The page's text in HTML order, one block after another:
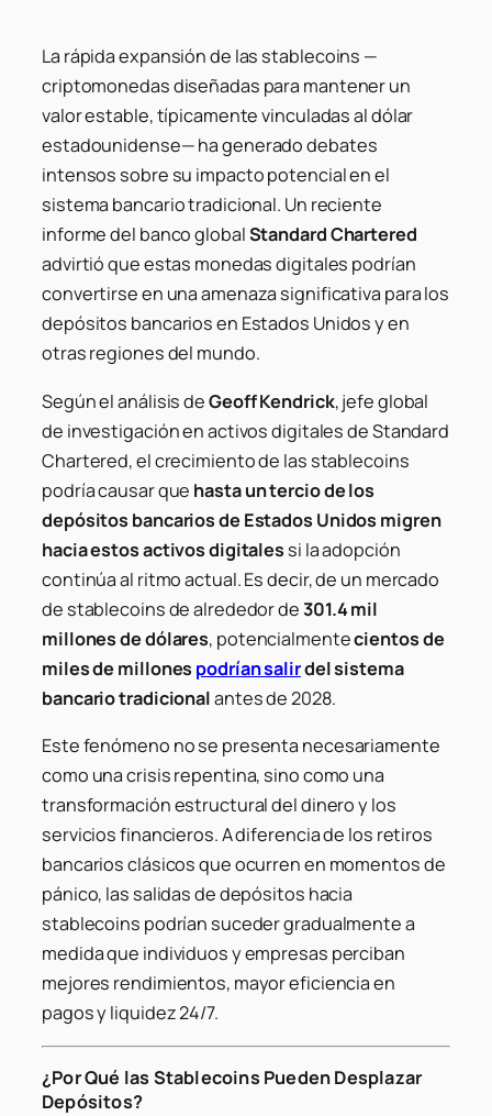
La rápida expansión de las stablecoins —
criptomonedas diseñadas para mantener un
valor estable, típicamente vinculadas al dólar
estadounidense— ha generado debates
intensos sobre su impacto potencial en el
sistema bancario tradicional. Un reciente
informe del banco globalStandard Chartered
advirtió que estas monedas digitales podrían
convertirse en una amenaza significativa para los
depósitos bancarios en Estados Unidos y en
otras regiones del mundo.
Según el análisis deGeoff Kendrick, jefe global
de investigación en activos digitales de Standard
Chartered, el crecimiento de las stablecoins
podría causar que hasta un tercio de los
depósitos bancarios de Estados Unidos migren
hacia estos activos digitales si la adopción
continúa al ritmo actual. Es decir, de un mercado
de stablecoins de alrededor de301.4 mil
millones de dólares, potencialmentecientos de
miles de millones podrían salirdel sistema
bancario tradicionalantes de 2028.
Este fenómeno no se presenta necesariamente
como una crisis repentina, sino como una
transformación estructural del dinero y los
servicios financieros. A diferencia de los retiros
bancarios clásicos que ocurren en momentos de
pánico, las salidas de depósitos hacia
stablecoins podrían suceder gradualmente a
medida que individuos y empresas perciban
mejores rendimientos, mayor eficiencia en
pagos y liquidez 24/7.
¿Por Qué las Stablecoins Pueden Desplazar
Depósitos?